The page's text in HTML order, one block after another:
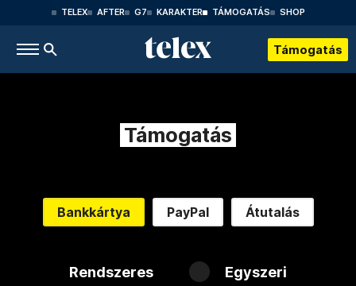
TELEX AFTER G7 KARAKTER TÁMOGATÁS SHOP
Támogatás
Támogatás
Bankkártya PayPal Átutalás
Rendszeres Egyszeri